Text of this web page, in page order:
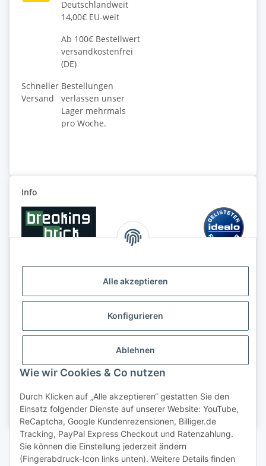
Alle akzeptieren
Konfigurieren
Ablehnen
Wie wir Cookies & Co nutzen
Durch Klicken auf „Alle akzeptieren“ gestatten Sie den
Einsatz folgender Dienste auf unserer Website: YouTube,
ReCaptcha, Google Kundenrezensionen, Billiger.de
Tracking, PayPal Express Checkout und Ratenzahlung.
Sie können die Einstellung jederzeit ändern
(Fingerabdruck-Icon links unten). Weitere Details finden
Deutschlandweit
14,00€ EU-weit
Ab 100€ Bestellwert
versandkostenfrei
(DE)
Schneller
Versand
Bestellungen
verlassen unser
Lager mehrmals
pro Woche.
Info